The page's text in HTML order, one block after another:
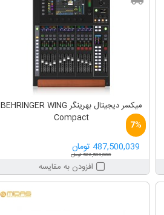
7%
میکسر دیجیتال بهرینگر BEHRINGER WING
Compact
487,500,039 تومان
526,500,000 تومان
افزودن به مقایسه